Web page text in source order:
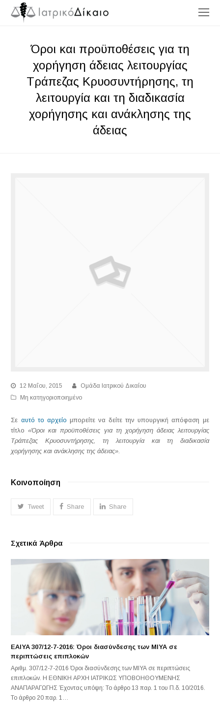
Όροι και προϋποθέσεις για τη
χορήγηση άδειας λειτουργίας
Τράπεζας Κρυοσυντήρησης, τη
λειτουργία και τη διαδικασία
χορήγησης και ανάκλησης της
άδειας
12 Μαΐου, 2015
Ομάδα Ιατρικού Δικαίου
Μη κατηγοριοποιημένο
Σε αυτό το αρχείο μπορείτε να δείτε την υπουργική απόφαση με
τίτλο«Όροι και προϋποθέσεις για τη χορήγηση άδειας λειτουργίας
Τράπεζας Κρυοσυντήρησης, τη λειτουργία και τη διαδικασία
χορήγησης και ανάκλησης της άδειας».
Κοινοποίηση
Tweet Share Share
Σχετικά Άρθρα
EAIYA 307/12-7-2016: Όροι διασύνδεσης των ΜΙΥΑ σε
περιπτώσεις επιπλοκών
Αριθμ. 307/12-7-2016 Όροι διασύνδεσης των ΜΙΥΑ σε περιπτώσεις
επιπλοκών. Η ΕΘΝΙΚΗ ΑΡΧΗ ΙΑΤΡΙΚΩΣ ΥΠΟΒΟΗΘΟΥΜΕΝΗΣ
ΑΝΑΠΑΡΑΓΩΓΗΣ Έχοντας υπόψη: Το άρθρο 13 παρ. 1 του Π.δ. 10/2016.
Το άρθρο 20 παρ. 1…